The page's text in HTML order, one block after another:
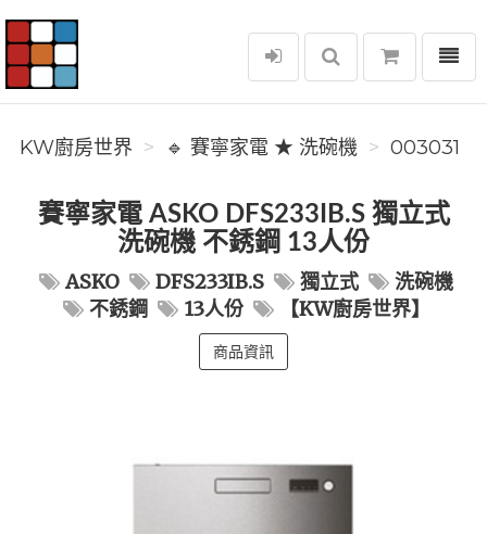
KW廚房世界
選單
KW廚房世界 🔹 賽寧家電 ★ 洗碗機 003031
賽寧家電 ASKO DFS233IB.S 獨立式
洗碗機 不銹鋼 13人份
ASKO DFS233IB.S 獨立式
洗碗機
不銹鋼
13人份 【KW廚房世界】
商品資訊